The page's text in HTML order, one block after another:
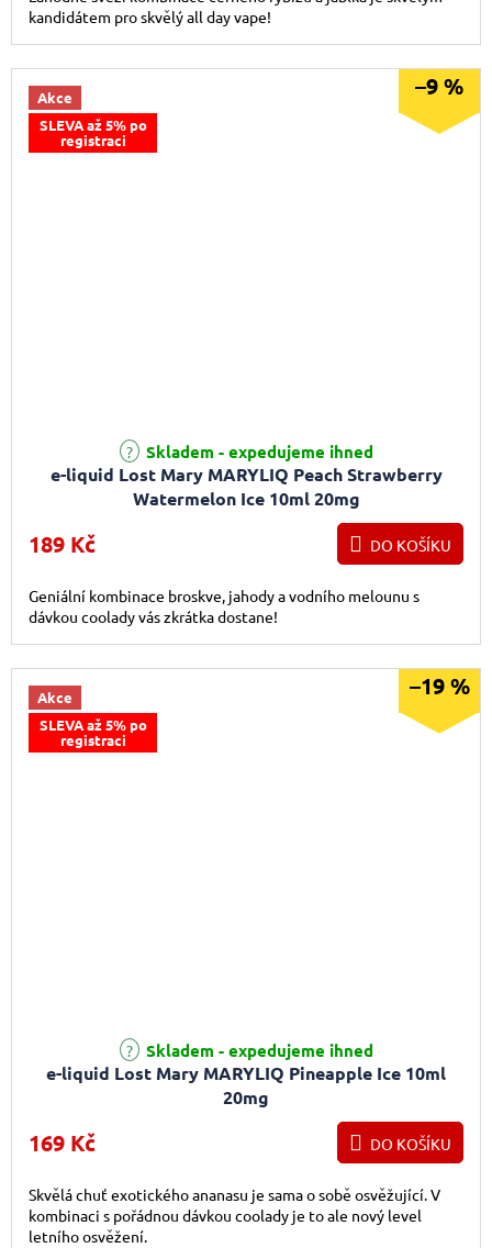
kandidátem pro skvělý all day vape!
Akce
SLEVA až 5% po
registraci
–9 %
e-liquid Lost Mary MARYLIQ Peach Strawberry
Watermelon Ice 10ml 20mg
Skladem - expedujeme ihned
189 Kč DO KOŠÍKU
Geniální kombinace broskve, jahody a vodního melounu s
dávkou coolady vás zkrátka dostane!
Akce
SLEVA až 5% po
registraci
–19 %
e-liquid Lost Mary MARYLIQ Pineapple Ice 10ml
20mg
Průměrné hodnocení produktu je 5,0 z 5 hvězdiček.
Skladem - expedujeme ihned
169 Kč DO KOŠÍKU
Skvělá chuť exotického ananasu je sama o sobě osvěžující. V
kombinaci s pořádnou dávkou coolady je to ale nový level
letního osvěžení.